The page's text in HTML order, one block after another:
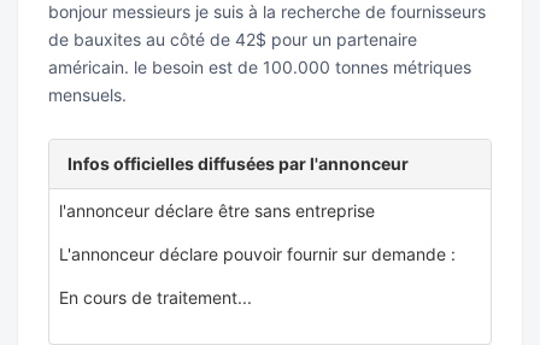
bonjour messieurs je suis à la recherche de fournisseurs
de bauxites au côté de 42$ pour un partenaire
américain. le besoin est de 100.000 tonnes métriques
mensuels.
Infos officielles diffusées par l'annonceur
l'annonceur déclare être sans entreprise
L'annonceur déclare pouvoir fournir sur demande :
En cours de traitement...